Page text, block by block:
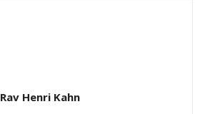
Rav Henri Kahn